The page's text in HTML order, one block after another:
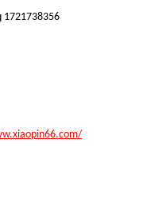
1721738356